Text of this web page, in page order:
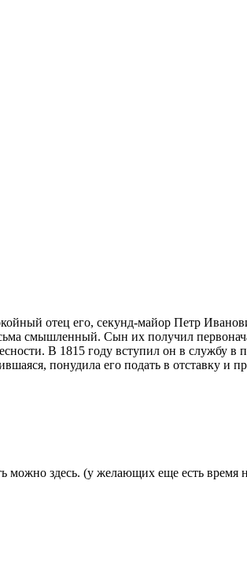
отец его, секунд-майор Петр
смышленный. Сын их получил
В 1815 году вступил он в службу в
понудила его подать в отставку и
здесь. (у желающих еще есть время